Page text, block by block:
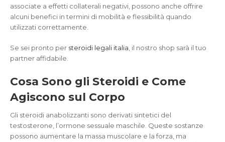
associate a effetti collaterali negativi, possono anche offrire
alcuni benefici in termini di mobilità e flessibilità quando
utilizzati correttamente.
Se sei pronto per steroidi legali italia , il nostro shop sarà il tuo
partner affidabile.
Cosa Sono gli Steroidi e Come
Agiscono sul Corpo
Gli steroidi anabolizzanti sono derivati sintetici del
testosterone, l’ormone sessuale maschile. Queste sostanze
possono aumentare la massa muscolare e la forza, ma